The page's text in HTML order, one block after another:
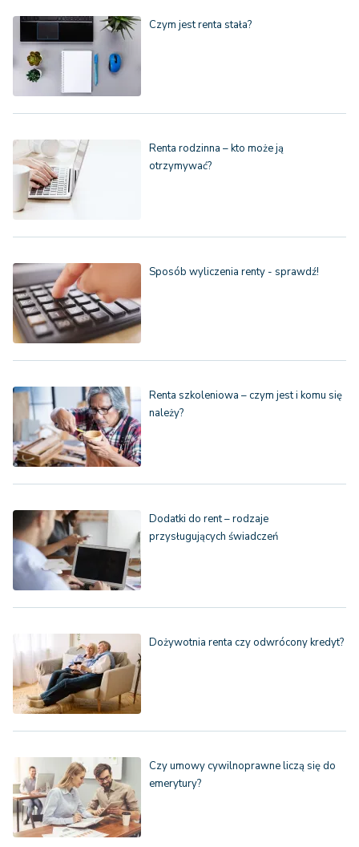
Czym jest renta stała?
Renta rodzinna – kto może ją
otrzymywać?
Sposób wyliczenia renty - sprawdź!
Renta szkoleniowa – czym jest i komu się
należy?
Dodatki do rent – rodzaje
przysługujących świadczeń
Dożywotnia renta czy odwrócony kredyt?
Czy umowy cywilnoprawne liczą się do
emerytury?